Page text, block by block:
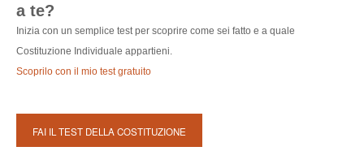
a te?
Inizia con un semplice test per scoprire come sei fatto e a quale
Costituzione Individuale appartieni.
Scoprilo con il mio test gratuito
FAI IL TEST DELLA COSTITUZIONE